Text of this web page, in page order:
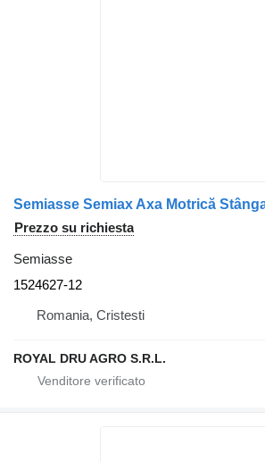
Prezzo su richiesta
Semiasse
1524627-12
Romania, Cristesti
ROYAL DRU AGRO S.R.L.